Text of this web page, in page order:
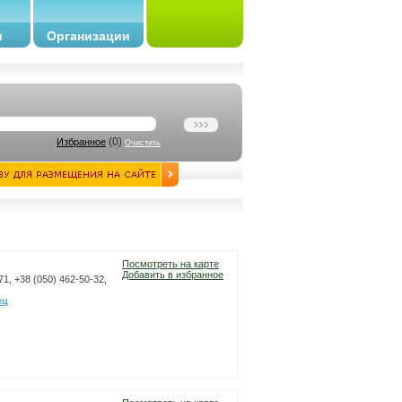
Организации
Избранное (0) Очистить
+38 (050) 462-50-32,
Посмотреть на карте
Добавить в избранное